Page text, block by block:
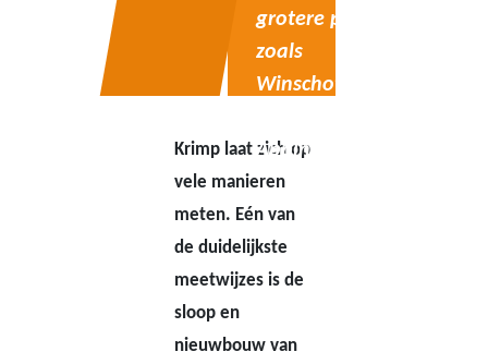
grotere plaatsen
zoals
Winschoten,
Appingedam.”
Krimp laat zich op
vele manieren
meten. Eén van
de duidelijkste
meetwijzes is de
sloop en
nieuwbouw van